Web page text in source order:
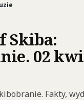
Skiba:
02
Fakty,